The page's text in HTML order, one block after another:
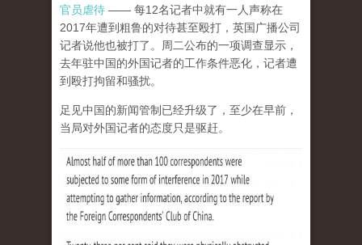
官员虐待 —— 每12名记者中就有一人声称在
2017年遭到粗鲁的对待甚至殴打，英国广播公司
记者说他也被打了。周二公布的一项调查显示，
去年驻中国的外国记者的工作条件恶化，记者遭
到殴打拘留和骚扰。
足见中国的新闻管制已经升级了，至少在早前，
当局对外国记者的态度只是驱赶。